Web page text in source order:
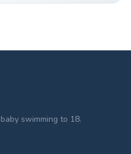
swimming to 18.